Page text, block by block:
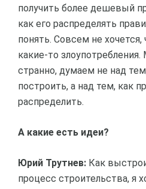
получить более дешевый
как его распределять
понять. Совсем не
какие-то
странно, думаем не над
построить, а над тем, как
распределить.
А какие есть идеи?
Юрий Трутнев: Как
процесс строительства, я